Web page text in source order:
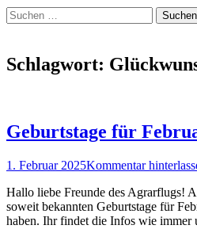
Suchen
Suchen
nach:
Schlagwort:
Geburtstage für
Posted
1. Februar 2025Kommentar
Hallo liebe Freunde des Agrarflugs!
soweit bekannten Geburtstage für
haben. Ihr findet die Infos wie immer